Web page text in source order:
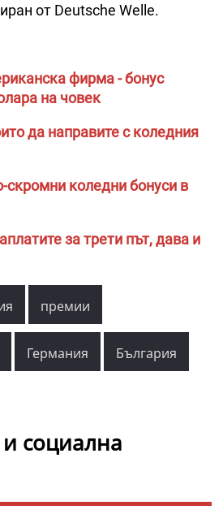
от Deutsche Welle.
фирма - бонус
на човек
да направите с коледния
скромни коледни бонуси в
за трети път, дава и
премии
Германия България
социална